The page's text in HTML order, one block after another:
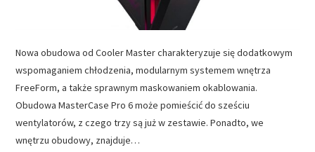
Nowa obudowa od Cooler Master charakteryzuje się dodatkowym
wspomaganiem chłodzenia, modularnym systemem wnętrza
FreeForm, a także sprawnym maskowaniem okablowania.
Obudowa MasterCase Pro 6 może pomieścić do sześciu
wentylatorów, z czego trzy są już w zestawie. Ponadto, we
wnętrzu obudowy, znajduje…